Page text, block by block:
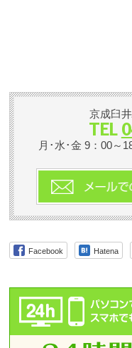
京成臼
TEL
月･水･金 9：00～
Facebook Hatena